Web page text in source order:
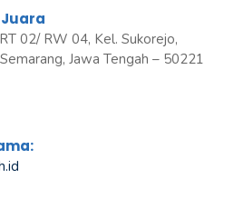
Juara
02/ RW 04, Kel. Sukorejo,
Jawa Tengah – 50221